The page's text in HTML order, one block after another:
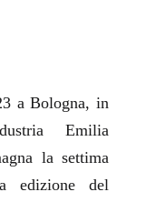
a Bologna, in
Emilia
la settima
edizione del